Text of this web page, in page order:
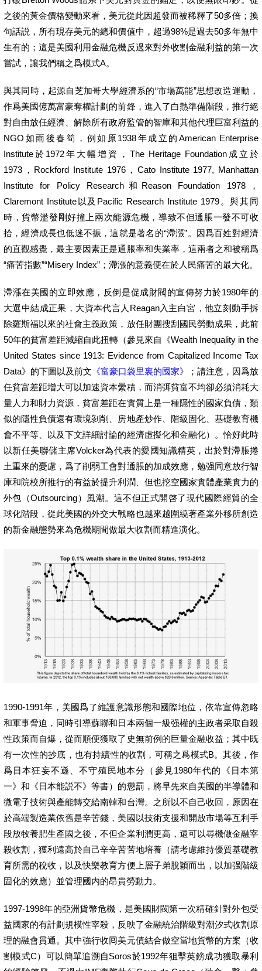
之後的黃金價格變動來看，美元從此因超發而被稀釋了50多倍；換
句話説，所有現存美元的總和價值中，超過98%是過去50多年無中
生有的；這是美國利用金融危機反過來對外收割金融利益的第一次
嘗試，讓我們稱之爲模式A。
與其同時，起源自芝加哥大學經濟系的“市場萬能”思想改造運動，
作爲美國億萬富豪奪權計劃的前鋒，進入了白熱準備階段，推行絕
對自由放任經濟、解除所有政府監管的智庫和其他代理巨富利益的
NGO如雨後春筍，例如原1938年成立的American Enterprise
Institute於1972年大幅增資，The Heritage Foundation成立於
1973，Rockford Institute 1976，Cato Institute 1977, Manhattan
Institute for Policy Research和Reason Foundation 1978，
Claremont Institute以及Pacific Research Institute 1979。與其同
時，貨幣濫發剛好撞上兩次能源危機，導致不但通脹一發不可收
拾，經濟成長也低迷不振，這就是著名的“滯漲”。因爲百姓對經濟
的直觀感覺，最主要因素正是通脹率和失業率，這兩者之和被稱爲
“痛苦指數”“Misery Index”；滯漲的意義便在於人民痛苦的最大化。
滯漲在美國的立即效應，反倒是促成財閥的宣傳努力於1980年的
大選中結成正果，大資本代言人Reagan入主白宮，他立刻動手拆
除羅斯福以來的社會主義政策，放任財團搜刮國民勞動成果，此前
50年的貧富差距減縮自此扭轉（參見來自《Wealth Inequality in the
United States since 1913: Evidence from Capitalized Income Tax
Data》的下圖以及前文 《富豪口袋里裏的國家》
；請注意，因爲放
任貧富差距增大可以加速資本纍積，而消弭貧富不均卻必須消耗大
量人力和財力資源，貧富差距在實質上是一種隱性的國家負債，類
似的隱性負債還有環境剝削、房地產炒作、階級固化、基礎教育機
會不平等、以及下文詳細討論的經濟虛擬化和金融化）。恰好此時
以新任美聯儲主席Volcker為代表的愛國知識精英，出於對滯脹捲
土重來的憂慮，爲了削弱工會對通脹的加成效應，勉强同意放行智
庫和院校所推行的有益於提升利潤、但也挖空國家實體產業實力的
外包（Outsourcing）風潮。這不但正式開啓了現代國際經貿的全
球化階段，從此美國的外交大戰略也越來越圍繞著產業外移所創造
的新金融態勢來為危機期間做最大收割而精進演化。
1990-1991年，美國爲了維護意識形態和國際地位，依靠宣傳忽略
和軍事脅迫，同時引導蘇聯和日本兩個一級强權的主政者采取自殺
性政策而自爆，從而順便獲取了史無前例的巨量金融收益；其中既
有一次性的抄底，也有持續性的收割，可稱之爲模式B。其後，作
爲日本狂妄不遜、不守殖民地本分（參見1980年代的《日本第
一》和《日本能説不》等書）的懲罰，將早先來自美國的半導體和
微電子技術與產能轉交給南韓和台灣。之所以不自己收回，原因在
於高端製造業依舊是辛苦錢，美國以技術支援和開放市場等互利手
段放牧養肥生產國之後，不但企業利潤更高，還可以尋機做金融宰
殺收割，獲利遠高於自己辛辛苦苦地培養（請考慮維持優質基礎教
育所需的稅收，以及快樂教育方便上層子弟脫穎而出，以加强階級
固化的效應）並管理國内的昂貴勞動力。
1997-1998年的亞洲貨幣危機，是美國財閥第一次精確針對外包受
益國家的有計劃規模性宰殺，反映了金融統治階級對潮汐式收割原
理的融會貫通。其中強行收囘美元債結合做空當地貨幣的方案（收
割模式C）可以簡單追溯自Soros於1992年狙擊英鎊成功獲取暴利